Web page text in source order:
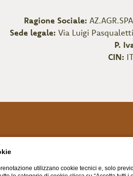
Ragione Sociale:
Sede legale: Via Luigi
P.
CIN:
utilizzano cookie tecnici e, solo